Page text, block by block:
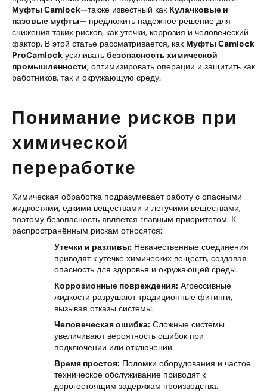
Муфты Camlock—также известный как Кулачковые и
пазовые муфты— предложить надежное решение для
снижения таких рисков, как утечки, коррозия и человеческий
фактор. В этой статье рассматривается, как Муфты Camlock
ProCamlock усиливать безопасность химической
промышленности, оптимизировать операции и защитить как
работников, так и окружающую среду.
Понимание рисков при
химической
переработке
Химическая обработка подразумевает работу с опасными
жидкостями, едкими веществами и летучими веществами,
поэтому безопасность является главным приоритетом. К
распространённым рискам относятся:
Утечки и разливы: Некачественные соединения
приводят к утечке химических веществ, создавая
опасность для здоровья и окружающей среды.
Коррозионные повреждения: Агрессивные
жидкости разрушают традиционные фитинги,
вызывая отказы системы.
Человеческая ошибка: Сложные системы
увеличивают вероятность ошибок при
подключении или отключении.
Время простоя: Поломки оборудования и частое
техническое обслуживание приводят к
дорогостоящим задержкам производства.